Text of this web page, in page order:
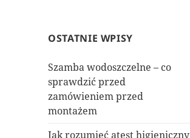
OSTATNIE WPISY
Szamba wodoszczelne – co
sprawdzić przed
zamówieniem przed
montażem
Jak rozumieć atest higieniczny